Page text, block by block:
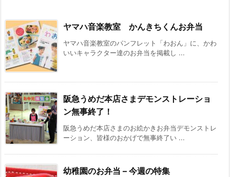
ヤマハ音楽教室 かんきちくんお弁当
ヤマハ音楽教室のパンフレット「わおん」に、かわ
いいキャラクター達のお弁当を掲載し ...
阪急うめだ本店さまデモンストレーショ
ン無事終了！
阪急うめだ本店さまのお絵かきお弁当デモンストレ
ーション、皆様のおかげで無事終了い ...
幼稚園のお弁当 – 今週の特集